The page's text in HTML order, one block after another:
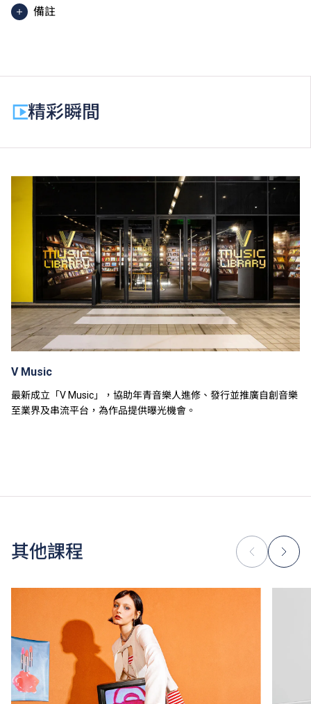
備註
除學費外，學生須繳交其他費用如保證金及學生會年
費。
學費水平會每年檢討。課程第二年學費水平會因應通脹
及有關因素作調整。
以上資料只適用於
本地學生 。
精彩瞬間
V Music
最新成立「V Music」，協助年青音樂人進修、發行並推廣自創音樂
至業界及串流平台，為作品提供曝光機會。
其他課程